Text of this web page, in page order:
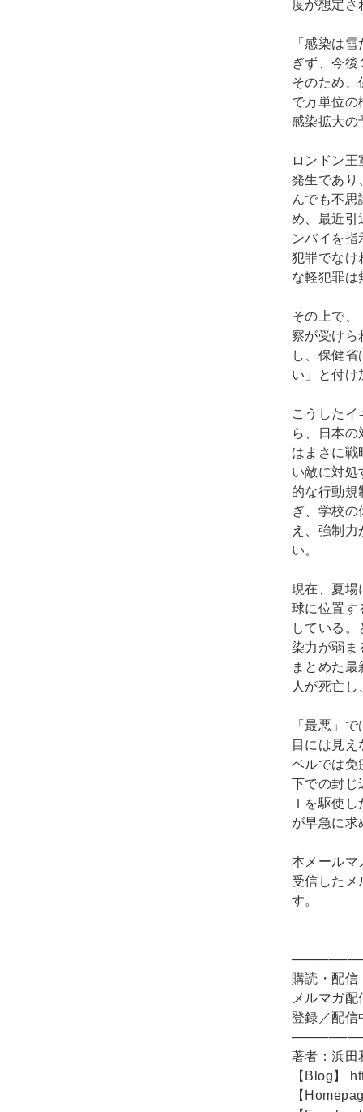
度が想定さ
「感染は
ぎず、今
そのため、
で万単位の
感染拡大の
ロンドン
発生であり
んでも不
め、最近引
ンバイを
犯罪でなけ
な軽犯罪は
その上で、
察が受けら
し、保健
い」と付け
こうした
ら、日本
はまさに
い敵に対処
的な行動規
ぎ、学校
え、強制
い。
現在、夏場
球に位置す
している
染力が弱ま
まとめた
人が死亡
「最悪」
目には見
ベルでは免
下での封じ
Ｉを駆使
が早急に求
本メールマ
受信したメ
す。
購読・配信
メルマガ
登録／配信
著者：浜田
【Blog】
【